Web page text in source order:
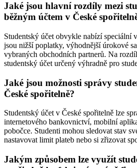
Jaké jsou hlavní rozdíly mezi
běžným účtem v České
Studentský účet obvykle nabízí speciální
jsou nižší poplatky, výhodnější úrokové
vybraných obchodních partnerů. Na
studentský účet určený výhradně pro
Jaké jsou možnosti správy
České spořitelně?
Studentský účet v České spořitelně lze
internetového bankovnictví, mobilní
pobočce. Studenti mohou sledovat stav
nastavovat limit plateb nebo si zřizovat
Jakým způsobem lze využít